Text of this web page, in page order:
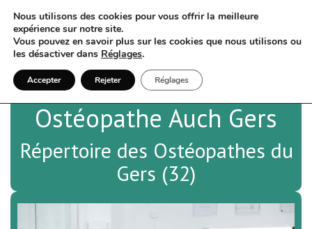
Ostéopathe Auch Gers
Répertoire des Ostéopathes du
Gers (32)
Nous utilisons des cookies pour vous offrir la meilleure
expérience sur notre site.
Vous pouvez en savoir plus sur les cookies que nous utilisons ou
les désactiver dans Réglages.
Accepter Rejeter Réglages